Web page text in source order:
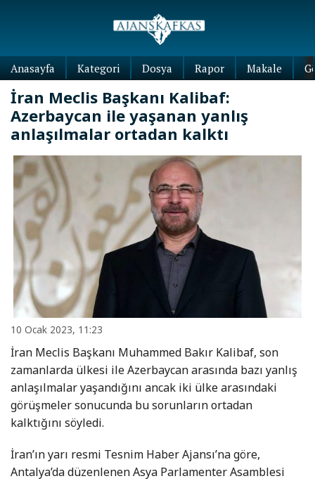
Anasayfa Kategori Dosya Rapor Makale
İran Meclis Başkanı Kalibaf:
Azerbaycan ile yaşanan yanlış
anlaşılmalar ortadan kalktı
10 Ocak 2023, 11:23
İran Meclis Başkanı Muhammed Bakır Kalibaf, son
zamanlarda ülkesi ile Azerbaycan arasında bazı yanlış
anlaşılmalar yaşandığını ancak iki ülke arasındaki
görüşmeler sonucunda bu sorunların ortadan
kalktığını söyledi.
İran’ın yarı resmi Tesnim Haber Ajansı’na göre,
Antalya’da düzenlenen Asya Parlamenter Asamblesi